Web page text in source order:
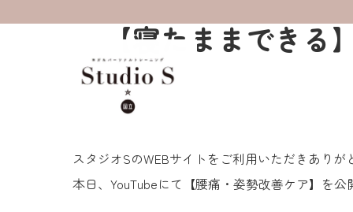
【寝たままできる
スタジオSのWEBサイトをご利用いただきありが
本日、YouTubeにて【腰痛・姿勢改善ケア】を公